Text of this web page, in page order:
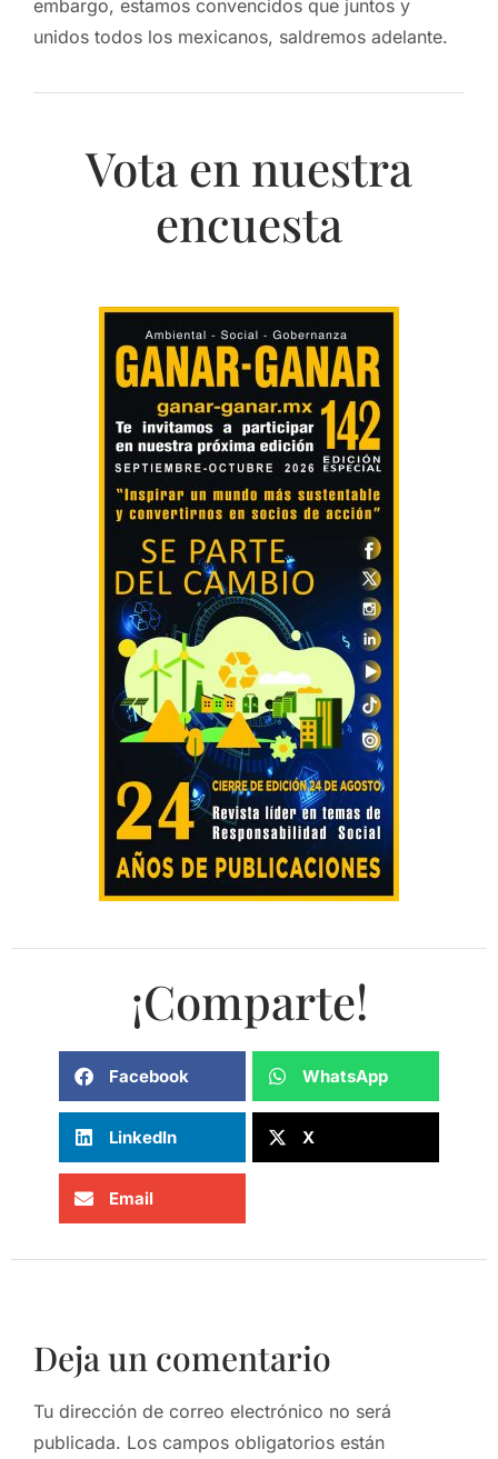
embargo, estamos convencidos que juntos y
unidos todos los mexicanos, saldremos adelante.
Vota en nuestra
encuesta
¡Comparte!
Facebook WhatsApp
LinkedIn X
Email
Deja un comentario
Tu dirección de correo electrónico no será
publicada. Los campos obligatorios están